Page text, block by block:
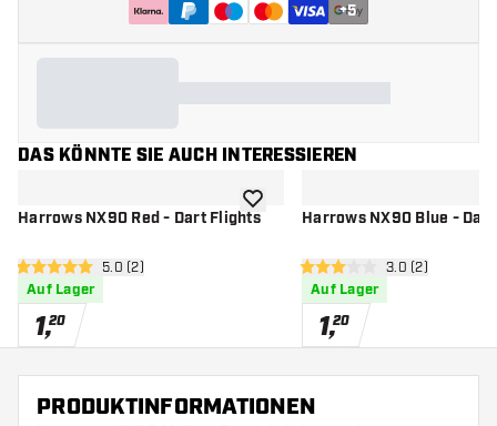
+5
DAS KÖNNTE SIE AUCH INTERESSIEREN
Harrows NX90 Red - Dart Flights
Bewertungsbereich öffnen
5 Bewertungssterne
5.0 (2)
Auf Lager
1,20
Zur Wunschliste hinzufügen
Harrows NX90 Blue -
3 Bewertungssterne
3.0 (2)
Auf Lager
1,20
PRODUKTINFORMATIONEN